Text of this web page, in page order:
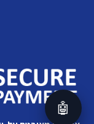
🤖